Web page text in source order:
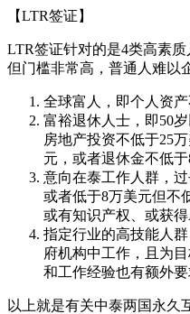
【LTR签证】
LTR签证针对的是4类高素
但门槛非常高，普通人难以
全球富人，即个人资产
富裕退休人士，即50
房地产投资不低于25
元，或者退休金不低于
意向在泰工作人群，
或者低于8万美元但不
或有知识产权、或获得
指定行业的高技能人
府机构中工作，且为
和工作经验也有额外要
以上就是有关中泰两国永久